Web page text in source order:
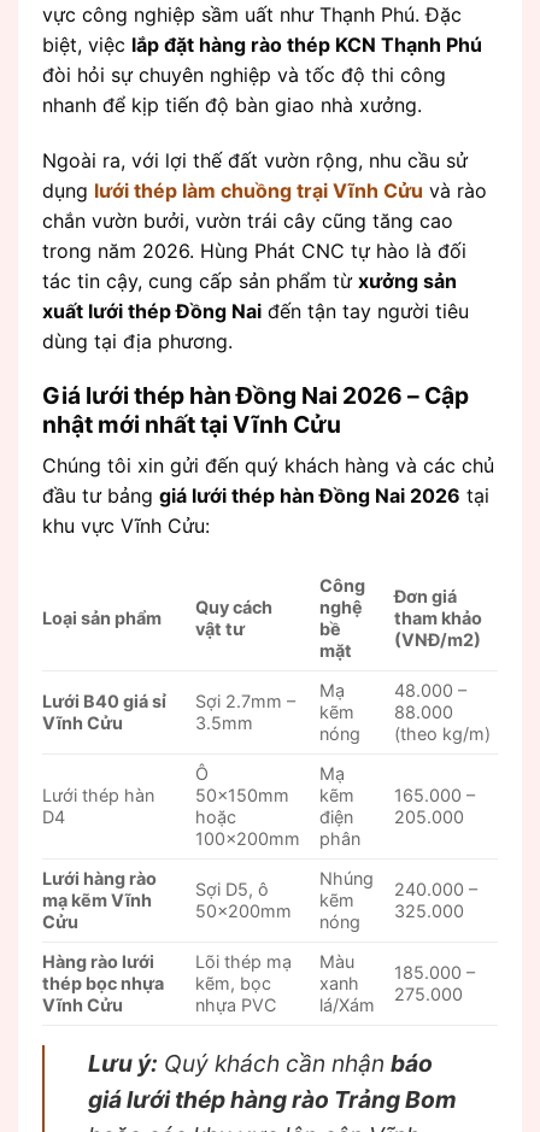
vực công nghiệp sầm uất như Thạnh Phú. Đặc
biệt, việc lắp đặt hàng rào thép KCN Thạnh Phú
đòi hỏi sự chuyên nghiệp và tốc độ thi công
nhanh để kịp tiến độ bàn giao nhà xưởng.
Ngoài ra, với lợi thế đất vườn rộng, nhu cầu sử
dụng lưới thép làm chuồng trại Vĩnh Cửu và rào
chắn vườn bưởi, vườn trái cây cũng tăng cao
trong năm 2026. Hùng Phát CNC tự hào là đối
tác tin cậy, cung cấp sản phẩm từ xưởng sản
xuất lưới thép Đồng Nai đến tận tay người tiêu
dùng tại địa phương.
Giá lưới thép hàn Đồng Nai 2026 – Cập
nhật mới nhất tại Vĩnh Cửu
Chúng tôi xin gửi đến quý khách hàng và các chủ
đầu tư bảng giá lưới thép hàn Đồng Nai 2026 tại
khu vực Vĩnh Cửu:
Loại sản phẩm
Quy cách
vật tư
Công
nghệ
bề
mặt
Đơn giá
tham khảo
(VNĐ/m2)
Lưới B40 giá sỉ
Vĩnh Cửu
Sợi 2.7mm –
3.5mm
Mạ
kẽm
nóng
48.000 –
88.000
(theo kg/m)
Lưới thép hàn
D4
Ô
50x150mm
hoặc
100x200mm
Mạ
kẽm
điện
phân
165.000 –
205.000
Lưới hàng rào
mạ kẽm Vĩnh
Cửu
Sợi D5, ô
50x200mm
Nhúng
kẽm
nóng
240.000 –
325.000
Hàng rào lưới
thép bọc nhựa
Vĩnh Cửu
Lõi thép mạ
kẽm, bọc
nhựa PVC
Màu
xanh
lá/Xám
185.000 –
275.000
Lưu ý: Quý khách cần nhận báo
giá lưới thép hàng rào Trảng Bom